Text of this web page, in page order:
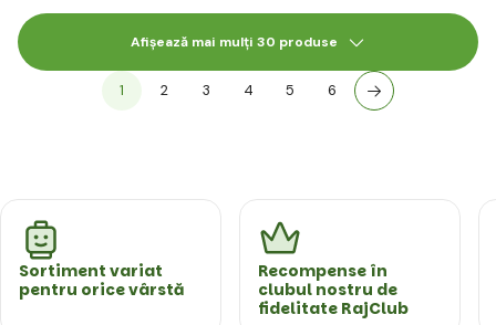
Afișează mai mulți 30 produse
1 2 3 4 5 6
Sortiment variat
pentru orice vârstă
Recompense în
clubul nostru de
fidelitate RajClub